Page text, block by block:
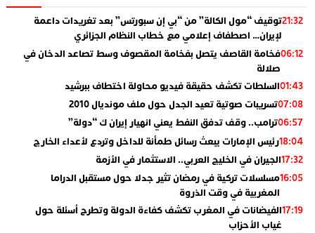
21:32توقيف “مول الكالة” من “بي إن سبورتس” بعد تغريدات داعمة
لإيران… اصطفاف إعلامي مع خطاب النظام الجزائري
06:12فخامة القاصف يتصل بفخامة المقصوف وسط تصاعد الدخان في
صلالة
01:43السلطات تكشف حقيقة فيديو محاولة اختطاف ببرشيد
07:08تسريبات صوتية تعيد الجدل حول ملف مونديال 2010
06:57ترامب.. وقف تدفق النفط يعني انهيار إيران ك “دولة”
18:04رئيس الإمارات يبعث رسائل طمأنة للداخل وتردع لأعداء الخارج
17:32الجيران في الخليج العربي.. الاستثمار في الأزمة
16:05مسلسلات تركية في رمضان تثير جدلا حول مستقبل الدراما
المغربية في وقت الذروة
17:19الفيضانات في المغرب تكشف كفاءة الدولة وتطرح أسئلة حول
غياب الأحزاب